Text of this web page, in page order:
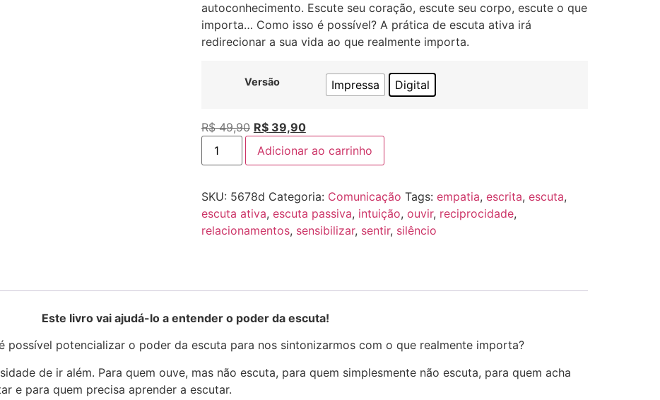
autoconhecimento. Escute seu coração, escute seu corpo, escute o que
importa… Como isso é possível? A prática de escuta ativa irá
redirecionar a sua vida ao que realmente importa.
Versão Impressa Digital
R$49,90 R$39,90
Adicionar ao carrinho
SKU: 5678d Categoria: Comunicação Tags: empatia, escrita, escuta,
escuta ativa, escuta passiva, intuição, ouvir, reciprocidade,
relacionamentos, sensibilizar, sentir, silêncio
Este livro vai ajudá-lo a entender o poder da escuta!
possível potencializar o poder da escuta para nos sintonizarmos com o que realmente importa?
de ir além. Para quem ouve, mas não escuta, para quem simplesmente não escuta, para quem acha
e para quem precisa aprender a escutar.